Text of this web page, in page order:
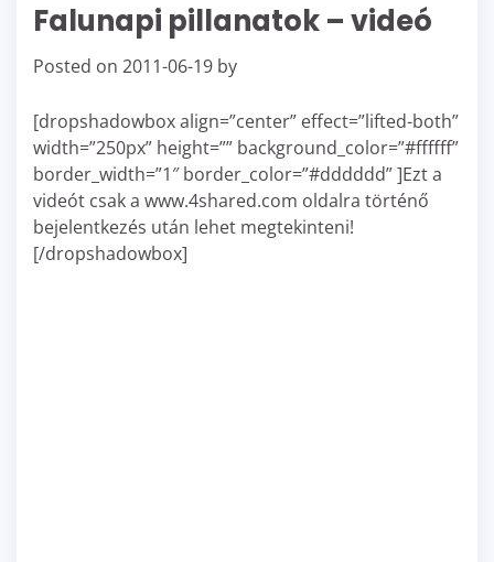
Falunapi pillanatok – videó
Posted on 2011-06-19 by
[dropshadowbox align=”center” effect=”lifted-both”
width=”250px” height=”” background_color=”#ffffff”
border_width=”1″ border_color=”#dddddd” ]Ezt a
videót csak a www.4shared.com oldalra történő
bejelentkezés után lehet megtekinteni!
[/dropshadowbox]